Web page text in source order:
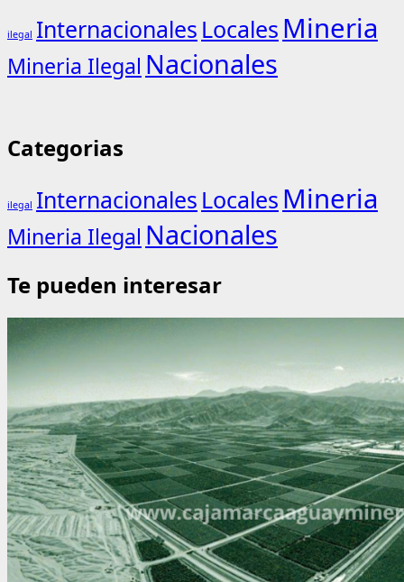
ilegal Internacionales Locales Mineria
Mineria Ilegal Nacionales
Categorias
ilegal Internacionales Locales Mineria
Mineria Ilegal Nacionales
Te pueden interesar